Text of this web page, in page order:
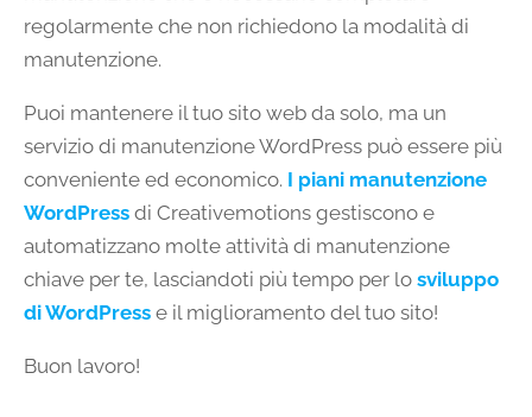
regolarmente che non richiedono la modalità di
manutenzione.
Puoi mantenere il tuo sito web da solo, ma un
servizio di manutenzione WordPress può essere più
conveniente ed economico. I piani manutenzione
WordPress di Creativemotions gestiscono e
automatizzano molte attività di manutenzione
chiave per te, lasciandoti più tempo per lo sviluppo
di WordPress e il miglioramento del tuo sito!
Buon lavoro!